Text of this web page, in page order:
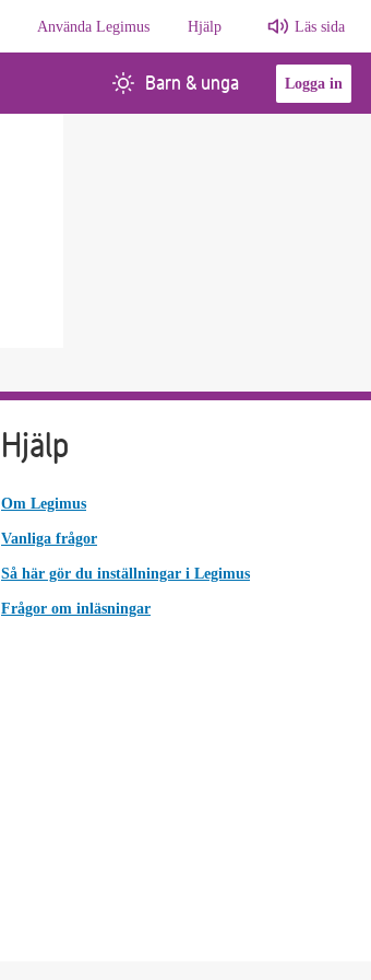
Använda Legimus Hjälp Läs sida
Barn & unga Logga in
Hjälp
Om Legimus
Vanliga frågor
Så här gör du inställningar i Legimus
Frågor om inläsningar